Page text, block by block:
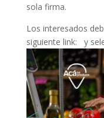
sola firma.
Los interesados
siguiente link: y